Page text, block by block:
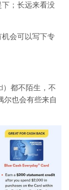
；长远来看没
会可以写下专
）都不陌生，不
尔也会有些来自